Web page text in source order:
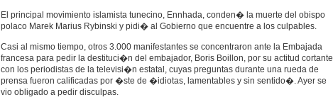
El principal movimiento islamista tunecino, Ennhada, conden� la muerte del obispo
polaco Marek Marius Rybinski y pidi� al Gobierno que encuentre a los culpables.
Casi al mismo tiempo, otros 3.000 manifestantes se concentraron ante la Embajada
francesa para pedir la destituci�n del embajador, Boris Boillon, por su actitud cortante
con los periodistas de la televisi�n estatal, cuyas preguntas durante una rueda de
prensa fueron calificadas por �ste de �idiotas, lamentables y sin sentido�. Ayer se
vio obligado a pedir disculpas.